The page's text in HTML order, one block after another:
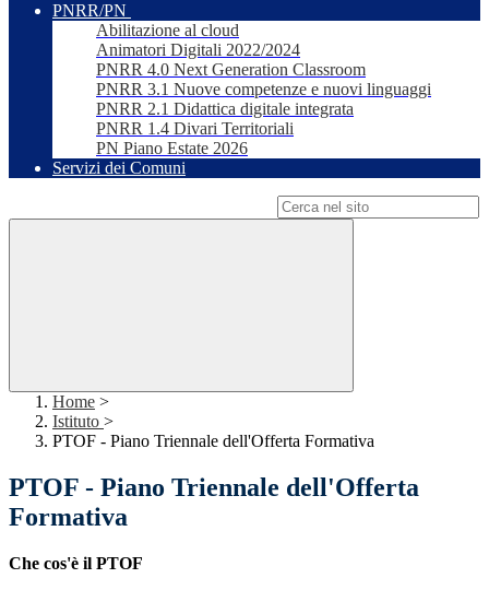
PNRR/PN
Abilitazione al cloud
Animatori Digitali 2022/2024
PNRR 4.0 Next Generation Classroom
PNRR 3.1 Nuove competenze e nuovi linguaggi
PNRR 2.1 Didattica digitale integrata
PNRR 1.4 Divari Territoriali
PN Piano Estate 2026
Servizi dei Comuni
Home >
Istituto >
PTOF - Piano Triennale dell'Offerta Formativa
PTOF - Piano Triennale dell'Offerta
Formativa
Che cos'è il PTOF